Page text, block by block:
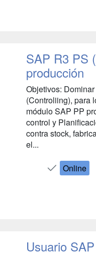
SAP R3 PS
producción
Objetivos:
(Controliing), para
módulo SAP PP
control y
contra stock,
el...
Online
Usuario